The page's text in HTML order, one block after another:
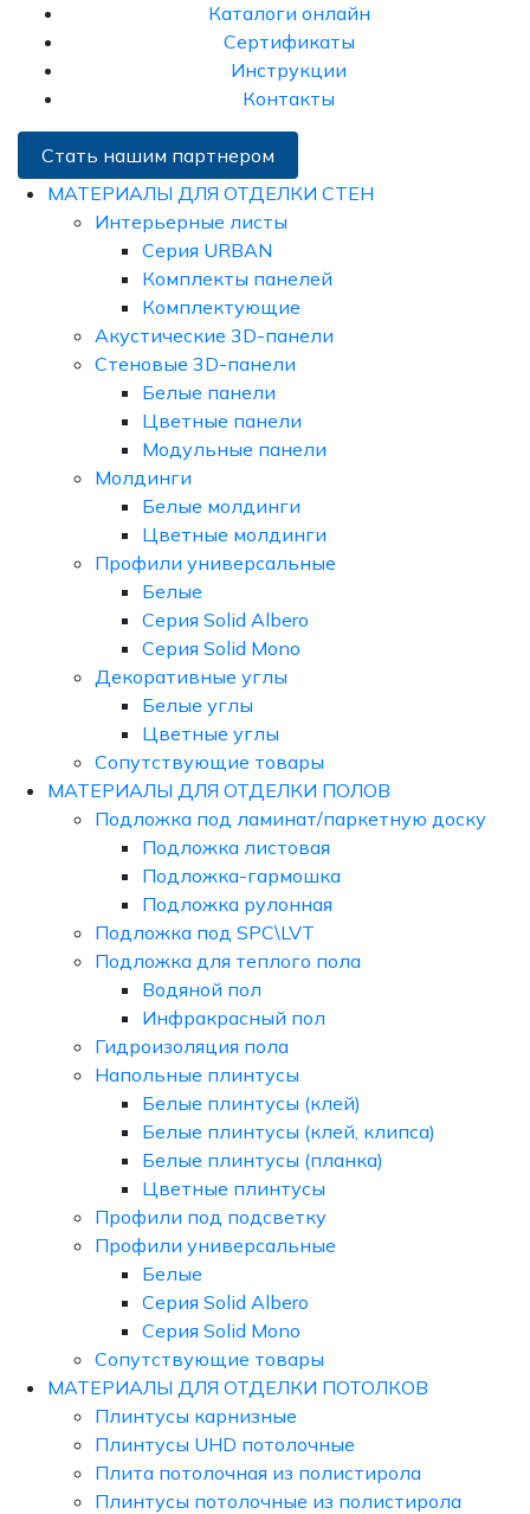
Каталоги онлайн
Сертификаты
Инструкции
Контакты
Стать нашим партнером
МАТЕРИАЛЫ ДЛЯ ОТДЕЛКИ СТЕН
Интерьерные листы
Серия URBAN
Комплекты панелей
Комплектующие
Акустические 3D-панели
Стеновые 3D-панели
Белые панели
Цветные панели
Модульные панели
Молдинги
Белые молдинги
Цветные молдинги
Профили универсальные
Белые
Серия Solid Albero
Серия Solid Mono
Декоративные углы
Белые углы
Цветные углы
Сопутствующие товары
МАТЕРИАЛЫ ДЛЯ ОТДЕЛКИ ПОЛОВ
Подложка под ламинат/паркетную доску
Подложка листовая
Подложка-гармошка
Подложка рулонная
Подложка под SPC\LVT
Подложка для теплого пола
Водяной пол
Инфракрасный пол
Гидроизоляция пола
Напольные плинтусы
Белые плинтусы (клей)
Белые плинтусы (клей, клипса)
Белые плинтусы (планка)
Цветные плинтусы
Профили под подсветку
Профили универсальные
Белые
Серия Solid Albero
Серия Solid Mono
Сопутствующие товары
МАТЕРИАЛЫ ДЛЯ ОТДЕЛКИ ПОТОЛКОВ
Плинтусы карнизные
Плинтусы UHD потолочные
Плита потолочная из полистирола
Плинтусы потолочные из полистирола